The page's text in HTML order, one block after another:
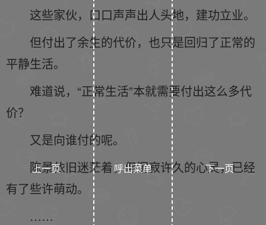
这些家伙，口口声声出人头地，建功立业。
但付出了余生的代价，也只是回归了正常的
平静生活。
难道说，“正常生活”本就需要付出这么多代
价？
又是向谁付的呢。
陈景依旧迷茫着，但沉寂许久的心灵，已经
有了些许萌动。
……
上一页 下一页
呼出菜单